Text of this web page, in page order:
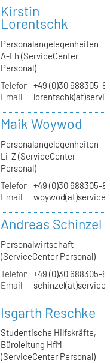
Kirstin
Lorentschk
Personalangelegenheiten
A-Lh (ServiceCenter
Personal)
Telefon +49 (0)30 688305-
Email
Maik Woywod
Personalangelegenheiten
Li-Z (ServiceCenter
Personal)
Telefon +49 (0)30 688305-
Email
Andreas Schinzel
Personalwirtschaft
(ServiceCenter Personal)
Telefon +49 (0)30 688305-
Email
Isgarth Reschke
Studentische Hilfskräfte,
Büroleitung HfM
(ServiceCenter Personal)